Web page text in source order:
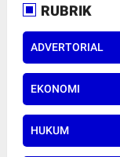
RUBRIK
ADVERTORIAL
EKONOMI
HUKUM